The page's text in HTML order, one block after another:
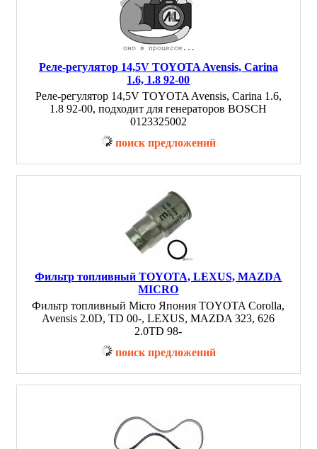
Реле-регулятор 14,5V TOYOTA Avensis, Carina
1.6, 1.8 92-00
Реле-регулятор 14,5V TOYOTA Avensis, Carina 1.6,
1.8 92-00, подходит для генераторов BOSCH
0123325002
поиск предложений
Фильтр топливный TOYOTA, LEXUS, MAZDA
MICRO
Фильтр топливный Micro Япония TOYOTA Corolla,
Avensis 2.0D, TD 00-, LEXUS, MAZDA 323, 626
2.0TD 98-
поиск предложений